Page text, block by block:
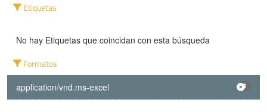
Etiquetas
No hay Etiquetas que coincidan con esta búsqueda
Formatos
application/vnd.ms-excel 1